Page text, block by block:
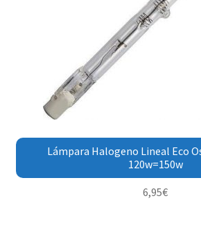
Lámpara Halogeno Lineal Eco
120w=150w
6,95€